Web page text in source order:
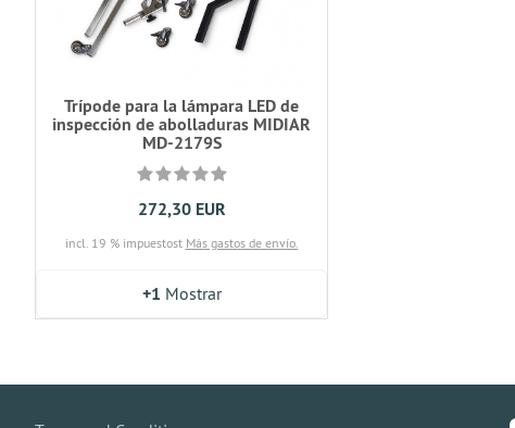
Trípode para la lámpara LED de
inspección de abolladuras MIDIAR
MD-2179S
272,30 EUR
incl. 19 % impuestost Más gastos de envío.
+1 Mostrar